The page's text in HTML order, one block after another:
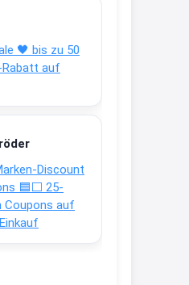
🖤 bis zu 50
Rabatt auf
Discount
🟦⬜ 25-
Coupons auf
7-Tage
Vitamine